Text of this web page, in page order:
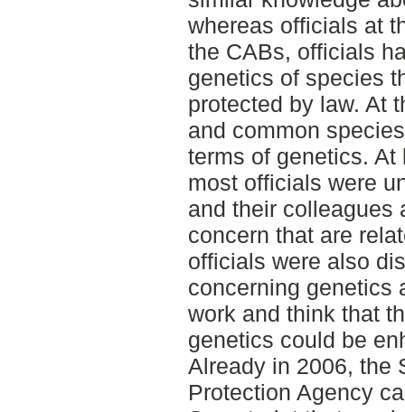
whereas officials at
the CABs, officials
genetics of species
protected by law. At
and common
terms of genetics.
most officials were
and their colleagues
concern that are
officials were also
concerning genetics
work and think that
genetics could be
Already in 2006, the
Protection Agency